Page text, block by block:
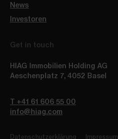
News
Investoren
Get in touch
HIAG Immobilien Holding AG
Aeschenplatz 7, 4052 Basel
T +41 61 606 55 00
info@hiag.com
Datenschutzerklärung Impressum